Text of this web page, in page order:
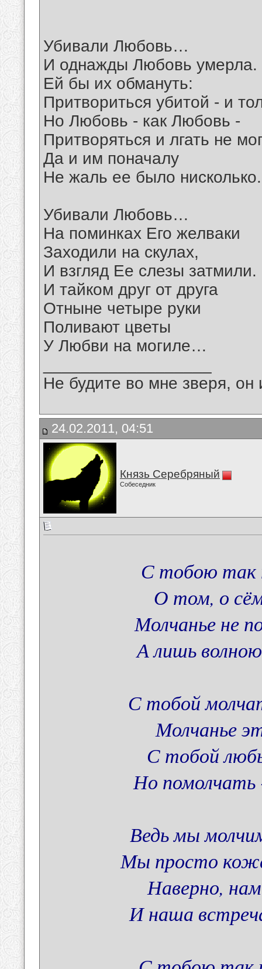
Убивали Любовь…
И однажды Любовь умерла.
Ей бы их обмануть:
Притвориться убитой - и
Но Любовь - как Любовь -
Притворяться и лгать не
Да и им поначалу
Не жаль ее было нисколько.
Убивали Любовь…
На поминках Его желваки
Заходили на скулах,
И взгляд Ее слезы затмили.
И тайком друг от друга
Отныне четыре руки
Поливают цветы
У Любви на могиле…
Не будите во мне зверя, он
24.02.2011, 04:51
Князь Серебряный
Собеседник
С тобою так
О том, о
Молчанье не
А лишь
С тобой
Молчанье
С тобой
Но помолчать
Ведь мы
Мы просто
Наверно,
И наша